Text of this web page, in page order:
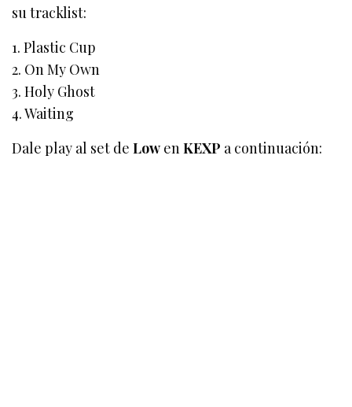
su tracklist:
1. Plastic Cup
2. On My Own
3. Holy Ghost
4. Waiting
Dale play al set deLow enKEXP a continuación: